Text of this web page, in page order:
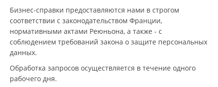
Бизнес-справки предоставляются нами в строгом
соответствии с законодательством Франции,
нормативными актами Реюньона, а также - с
соблюдением требований закона о защите персональных
данных.
Обработка запросов осуществляется в течение одного
рабочего дня.